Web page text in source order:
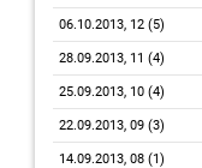
06.10.2013, 12 (5)
28.09.2013, 11 (4)
25.09.2013, 10 (4)
22.09.2013, 09 (3)
14.09.2013, 08 (1)